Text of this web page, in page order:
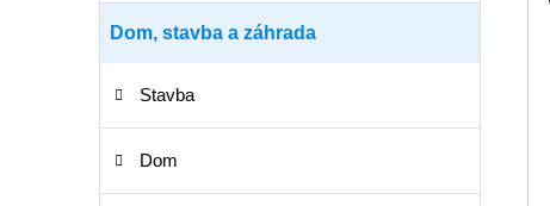
Dom, stavba a záhrada
Stavba
Dom